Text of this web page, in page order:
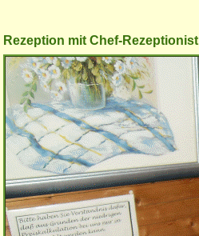
Rezeption mit Chef-Rezeptionist